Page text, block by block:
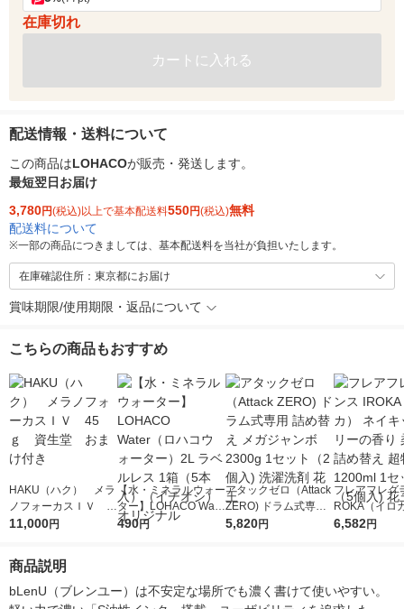
在庫切れ
カートに入れる
配送情報・送料について
この商品はLOHACOが販売・発送します。
最短翌日お届け
3,780円(税込)以上で基本配送料550円(税込)無料
配送料について
※一部の商品につきましては、基本配送料を当社が負担いたします。
在庫確認住所：東京都にお届け
賞味期限/使用期限・返品について
こちらの商品もおすすめ
HAKU（ハク） メラ
ノフォーカスＩＶ 4
5ｇ 資生堂 おまけ
11,000円
【水・ミネラルウォー
ター】LOHACO Wate
r（ロハコウォータ
490円
アタックゼロ（Attack
ZERO) ドラム式専用
詰め替え メガジャン
5,820円
フレアフレグ
ROKA（イロ
イキッドリリ
6,582円
商品説明
bLenU（ブレンユー）は不安定な場所でも濃く書けて使いやすい。